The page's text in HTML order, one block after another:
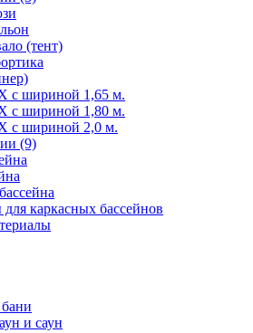
(тент)
с шириной 1,65 м.
с шириной 1,80 м.
с шириной 2,0 м.
(9)
каркасных бассейнов
и саун